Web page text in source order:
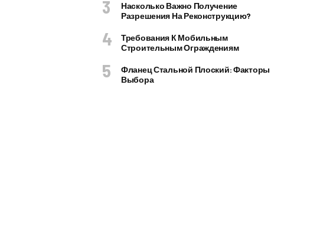
Насколько Важно Получение
Разрешения На Реконструкцию?
Требования К Мобильным
Строительным Ограждениям
Фланец Стальной Плоский: Факторы
Выбора